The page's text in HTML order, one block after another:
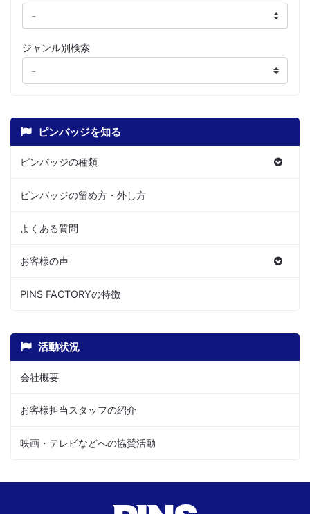
ジャンル別検索
ピンバッジを知る
ピンバッジの種類
ピンバッジの留め方・外し方
よくある質問
お客様の声
PINS FACTORYの特徴
活動状況
会社概要
お客様担当スタッフの紹介
映画・テレビなどへの協賛活動